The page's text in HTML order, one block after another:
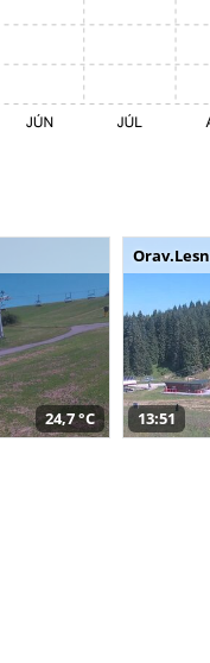
24,7 °C 13:51